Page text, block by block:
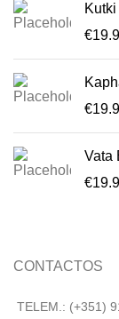
€
€
Vata
€
CONTACTOS
TELEM.: (+351)